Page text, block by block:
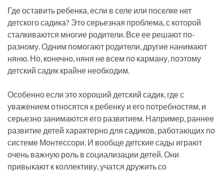
Где оставить ребенка, если в селе или поселке нет
детского садика? Это серьезная проблема, с которой
сталкиваются многие родители. Все ее решают по-
разному. Одним помогают родители, другие нанимают
няню. Но, конечно, няня не всем по карману, поэтому
детский садик крайне необходим.
Особенно если это хороший детский садик, где с
уважением относятся к ребенку и его потребностям, и
серьезно занимаются его развитием. Например, раннее
развитие детей характерно для садиков, работающих по
системе Монтессори. И вообще детские сады играют
очень важную роль в социализации детей. Они
привыкают к коллективу, учатся дружить со